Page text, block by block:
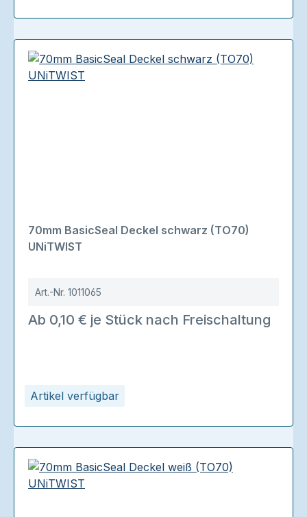
Artikel verfügbar
70mm BasicSeal Deckel schwarz (TO70)
UNiTWIST
Art.-Nr. 1011065
Ab 0,10 € je Stück nach Freischaltung